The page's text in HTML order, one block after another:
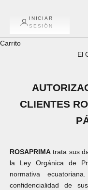
INICIAR
SESIÓN
Carrito
El
CLIENTES
ROSAPRIMA trata sus
la Ley Orgánica de
normativa
confidencialidad de